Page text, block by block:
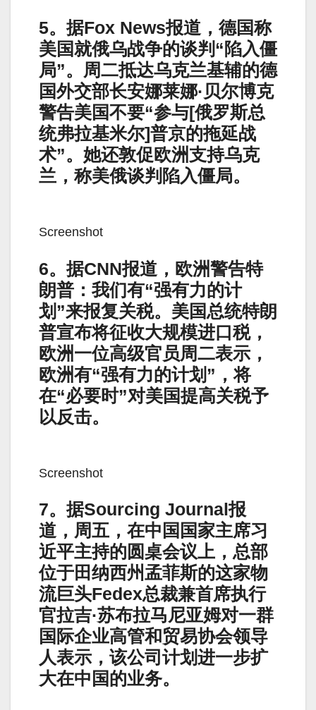
5。据Fox News报道，德国称
美国就俄乌战争的谈判“陷入僵
局”。周二抵达乌克兰基辅的德
国外交部长安娜莱娜·贝尔博克
警告美国不要“参与[俄罗斯总
统弗拉基米尔]普京的拖延战
术”。她还敦促欧洲支持乌克
兰，称美俄谈判陷入僵局。
Screenshot
6。据CNN报道，欧洲警告特
朗普：我们有“强有力的计
划”来报复关税。美国总统特朗
普宣布将征收大规模进口税，
欧洲一位高级官员周二表示，
欧洲有“强有力的计划”，将
在“必要时”对美国提高关税予
以反击。
Screenshot
7。据Sourcing Journal报
道，周五，在中国国家主席习
近平主持的圆桌会议上，总部
位于田纳西州孟菲斯的这家物
流巨头Fedex总裁兼首席执行
官拉吉·苏布拉马尼亚姆对一群
国际企业高管和贸易协会领导
人表示，该公司计划进一步扩
大在中国的业务。